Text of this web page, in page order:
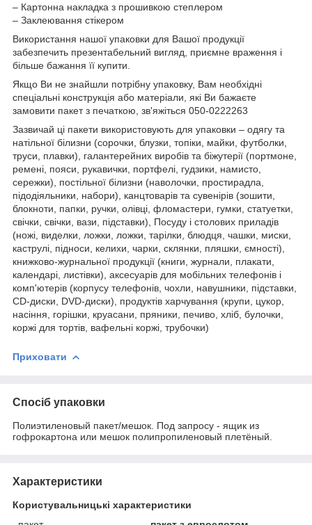
– Картонна накладка з прошивкою степлером
– Заклеювання стікером
Використання нашої упаковки для Вашої продукції
забезпечить презентабельний вигляд, приємне враження і
більше бажання її купити.
Якщо Ви не знайшли потрібну упаковку, Вам необхідні
спеціальні конструкція або матеріали, які Ви бажаєте
замовити пакет з печаткою, зв'яжіться 050-0222263
Зазвичай ці пакети використовують для упаковки – одягу та
натільної білизни (сорочки, блузки, топіки, майки, футболки,
труси, плавки), галантерейних виробів та біжутерії (портмоне,
ремені, пояси, рукавички, портфелі, гудзики, намисто,
сережки), постільної білизни (наволочки, простирадла,
підодіяльники, набори), канцтоварів та сувенірів (зошити,
блокноти, папки, ручки, олівці, фломастери, гумки, статуетки,
свічки, свічки, вази, підставки), Посуду і столових приладів
(ножі, виделки, ложки, ложки, тарілки, блюдця, чашки, миски,
каструлі, підноси, келихи, чарки, склянки, пляшки, ємності),
книжково-журнальної продукції (книги, журнали, плакати,
календарі, листівки), аксесуарів для мобільних телефонів і
комп'ютерів (корпусу телефонів, чохли, навушники, підставки,
CD-диски, DVD-диски), продуктів харчування (крупи, цукор,
насіння, горішки, круасани, пряники, печиво, хліб, булочки,
коржі для тортів, вафельні коржі, трубочки)
Приховати
Спосіб упаковки
Полиэтиленовый пакет/мешок. Под запросу - ящик из
гофрокартона или мешок полипропиленовый плетёный.
Характеристики
Користувальницькі характеристики